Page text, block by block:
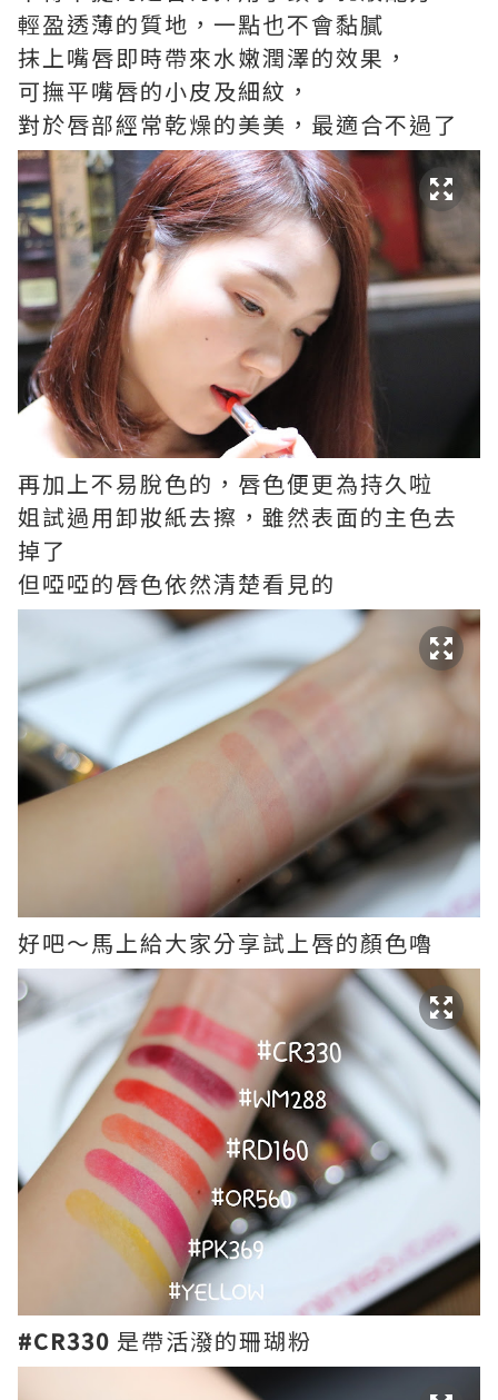
輕盈透薄的質地，一點也不會黏膩
抹上嘴唇即時帶來水嫩潤澤的效果，
可撫平嘴唇的小皮及細紋，
對於唇部經常乾燥的美美，最適合不過了
再加上不易脫色的，唇色便更為持久啦
姐試過用卸妝紙去擦，雖然表面的主色去
掉了
但啞啞的唇色依然清楚看見的
好吧～馬上給大家分享試上唇的顏色嚕
#CR330 是帶活潑的珊瑚粉